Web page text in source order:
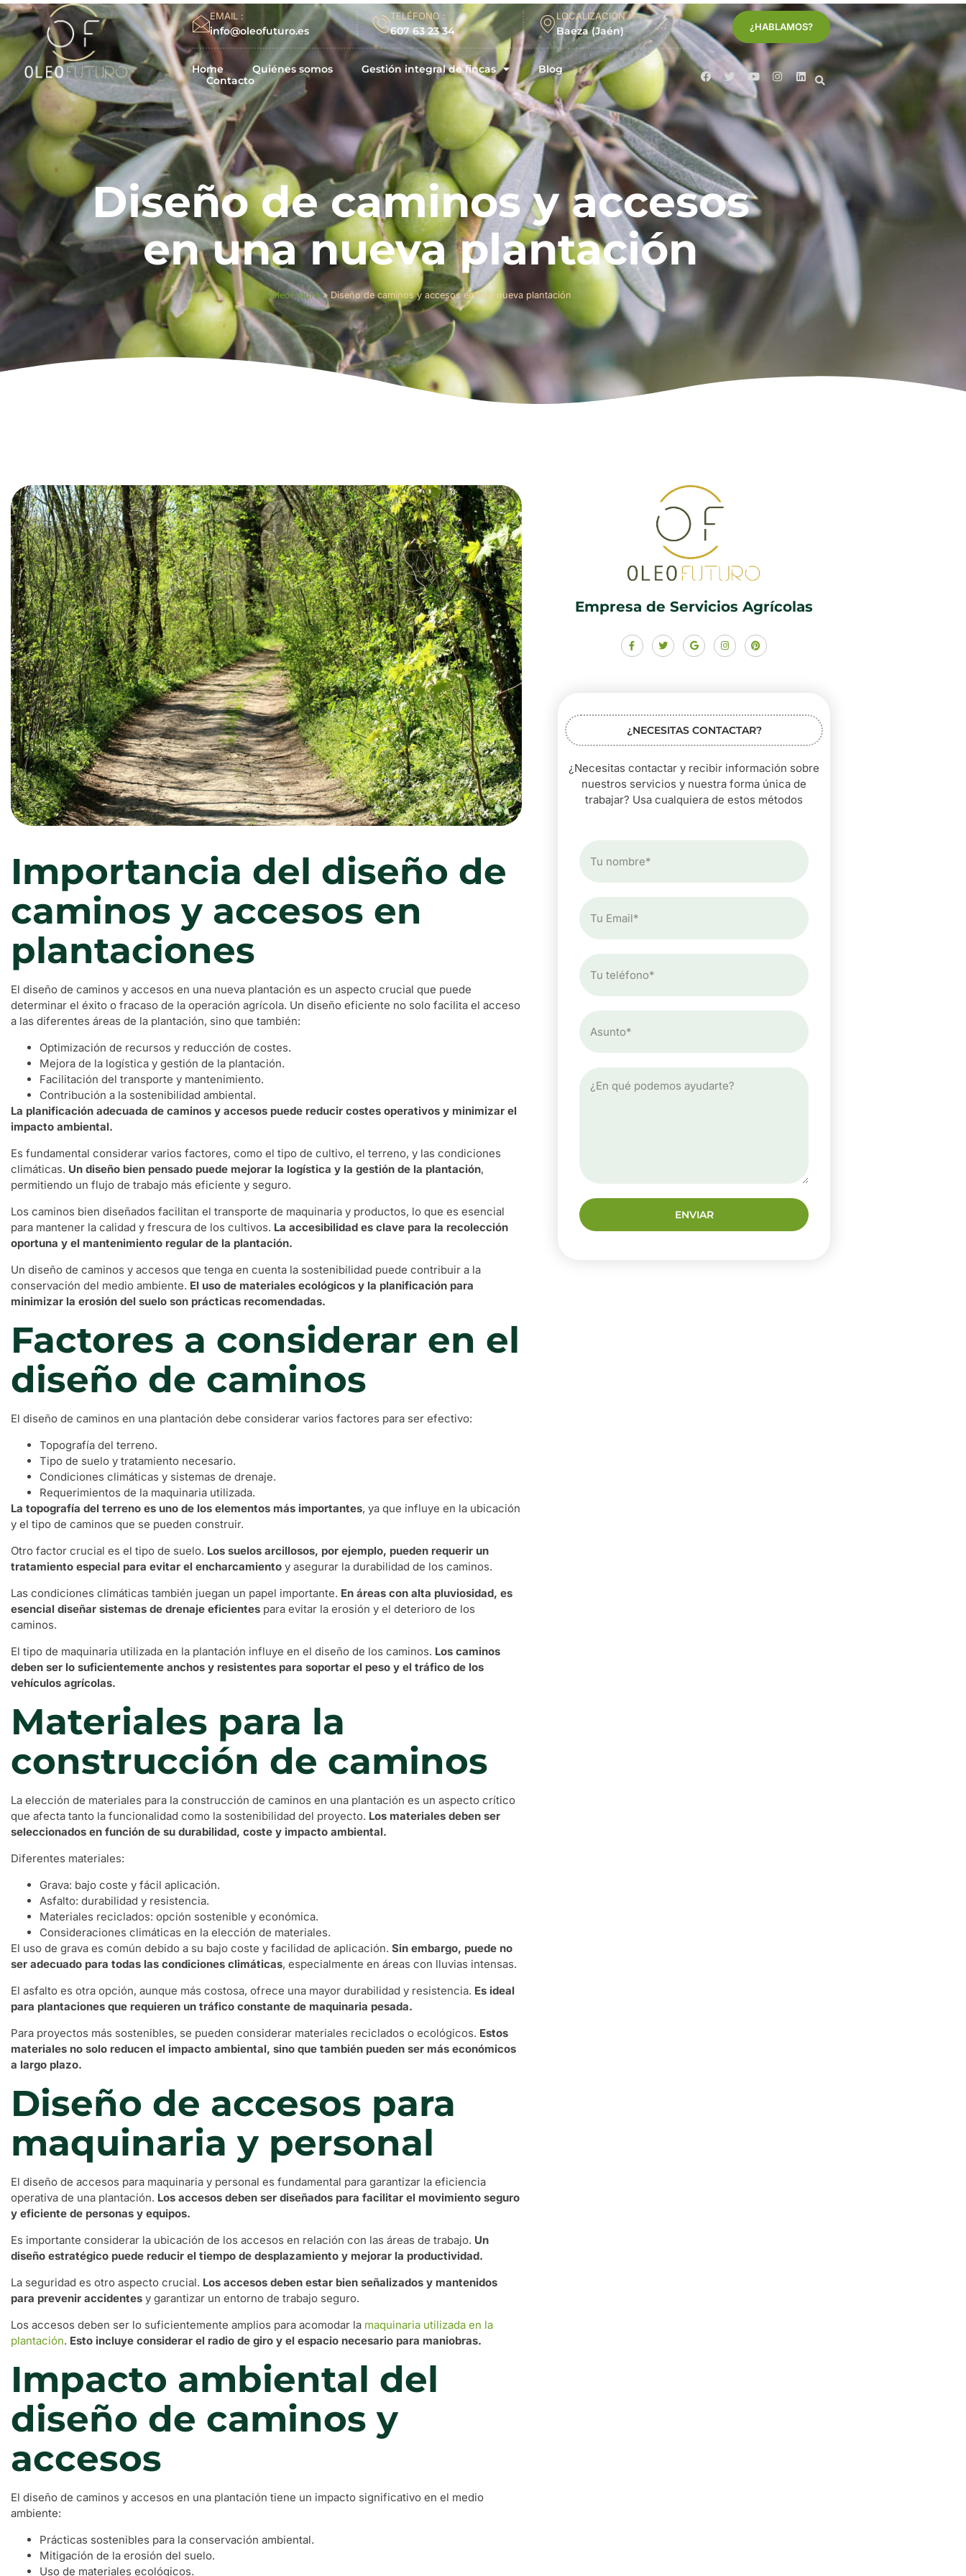
EMAIL :
info@oleofuturo.es
TELÉFONO :
607 63 23 34
LOCALIZACIÓN :
Baeza (Jaén) ¿HABLAMOS?
Home Quiénes somos Gestión integral de fincas
Blog
Contacto
Diseño de caminos y accesos
en una nueva plantación
OleoFuturo» Diseño de caminos y accesos en una nueva plantación
Importancia del diseño de
caminos y accesos en
plantaciones
El diseño de caminos y accesos en una nueva plantación es un aspecto crucial que puede
determinar el éxito o fracaso de la operación agrícola. Un diseño eficiente no solo facilita el acceso
a las diferentes áreas de la plantación, sino que también:
Optimización de recursos y reducción de costes.
Mejora de la logística y gestión de la plantación.
Facilitación del transporte y mantenimiento.
Contribución a la sostenibilidad ambiental.
La planificación adecuada de caminos y accesos puede reducir costes operativos y minimizar el
impacto ambiental.
Es fundamental considerar varios factores, como el tipo de cultivo, el terreno, y las condiciones
climáticas. Un diseño bien pensado puede mejorar la logística y la gestión de la plantación,
permitiendo un flujo de trabajo más eficiente y seguro.
Los caminos bien diseñados facilitan el transporte de maquinaria y productos, lo que es esencial
para mantener la calidad y frescura de los cultivos. La accesibilidad es clave para la recolección
oportuna y el mantenimiento regular de la plantación.
Un diseño de caminos y accesos que tenga en cuenta la sostenibilidad puede contribuir a la
conservación del medio ambiente. El uso de materiales ecológicos y la planificación para
minimizar la erosión del suelo son prácticas recomendadas.
Factores a considerar en el
diseño de caminos
El diseño de caminos en una plantación debe considerar varios factores para ser efectivo:
Topografía del terreno.
Tipo de suelo y tratamiento necesario.
Condiciones climáticas y sistemas de drenaje.
Requerimientos de la maquinaria utilizada.
La topografía del terreno es uno de los elementos más importantes, ya que influye en la ubicación
y el tipo de caminos que se pueden construir.
Otro factor crucial es el tipo de suelo. Los suelos arcillosos, por ejemplo, pueden requerir un
tratamiento especial para evitar el encharcamiento y asegurar la durabilidad de los caminos.
Las condiciones climáticas también juegan un papel importante. En áreas con alta pluviosidad, es
esencial diseñar sistemas de drenaje eficientes para evitar la erosión y el deterioro de los
caminos.
El tipo de maquinaria utilizada en la plantación influye en el diseño de los caminos. Los caminos
deben ser lo suficientemente anchos y resistentes para soportar el peso y el tráfico de los
vehículos agrícolas.
Materiales para la
construcción de caminos
La elección de materiales para la construcción de caminos en una plantación es un aspecto crítico
que afecta tanto la funcionalidad como la sostenibilidad del proyecto. Los materiales deben ser
seleccionados en función de su durabilidad, coste y impacto ambiental.
Diferentes materiales:
Grava: bajo coste y fácil aplicación.
Asfalto: durabilidad y resistencia.
Materiales reciclados: opción sostenible y económica.
Consideraciones climáticas en la elección de materiales.
El uso de grava es común debido a su bajo coste y facilidad de aplicación. Sin embargo, puede no
ser adecuado para todas las condiciones climáticas, especialmente en áreas con lluvias intensas.
El asfalto es otra opción, aunque más costosa, ofrece una mayor durabilidad y resistencia. Es ideal
para plantaciones que requieren un tráfico constante de maquinaria pesada.
Para proyectos más sostenibles, se pueden considerar materiales reciclados o ecológicos. Estos
materiales no solo reducen el impacto ambiental, sino que también pueden ser más económicos
a largo plazo.
Diseño de accesos para
maquinaria y personal
El diseño de accesos para maquinaria y personal es fundamental para garantizar la eficiencia
operativa de una plantación. Los accesos deben ser diseñados para facilitar el movimiento seguro
y eficiente de personas y equipos.
Es importante considerar la ubicación de los accesos en relación con las áreas de trabajo. Un
diseño estratégico puede reducir el tiempo de desplazamiento y mejorar la productividad.
La seguridad es otro aspecto crucial. Los accesos deben estar bien señalizados y mantenidos
para prevenir accidentes y garantizar un entorno de trabajo seguro.
Los accesos deben ser lo suficientemente amplios para acomodar la maquinaria utilizada en la
plantación. Esto incluye considerar el radio de giro y el espacio necesario para maniobras.
Impacto ambiental del
diseño de caminos y
accesos
El diseño de caminos y accesos en una plantación tiene un impacto significativo en el medio
ambiente:
Prácticas sostenibles para la conservación ambiental.
Mitigación de la erosión del suelo.
Uso de materiales ecológicos.
Empresa de Servicios Agrícolas
¿NECESITAS CONTACTAR?
¿Necesitas contactar y recibir información sobre
nuestros servicios y nuestra forma única de
trabajar? Usa cualquiera de estos métodos
ENVIAR